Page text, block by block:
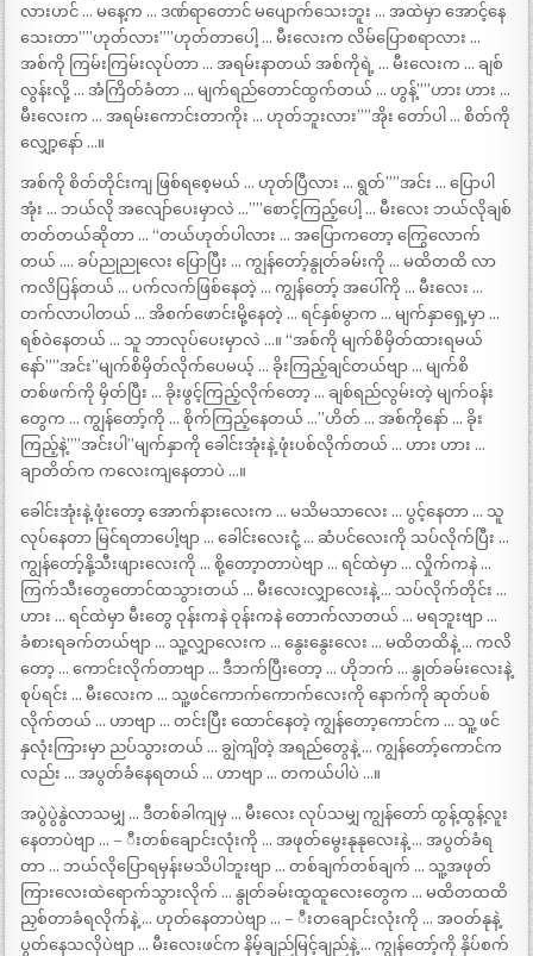
လားဟင် … မနေ့က … ဒဏ်ရာတောင် မပျောက်သေးဘူး … အထဲမှာ အောင့်နေ
သေးတာ””ဟုတ်လား””ဟုတ်တာပေါ့ … မီးလေးက လိမ်ပြောစရာလား …
အစ်ကို ကြမ်းကြမ်းလုပ်တာ … အရမ်းနာတယ် အစ်ကိုရဲ့ … မီးလေးက … ချစ်
လွန်းလို့ … အံကြိတ်ခံတာ … မျက်ရည်တောင်ထွက်တယ် … ဟွန့်””ဟား ဟား …
မီးလေးက … အရမ်းကောင်းတာကိုး … ဟုတ်ဘူးလား””အိုး တော်ပါ … စိတ်ကို
လျှော့နော် …။
အစ်ကို စိတ်တိုင်းကျ ဖြစ်ရစေ့မယ် … ဟုတ်ပြီလား … ရွတ်””အင်း … ပြောပါ
အုံး … ဘယ်လို အလျော်ပေးမှာလဲ …””စောင့်ကြည့်ပေါ့ … မီးလေး ဘယ်လိုချစ်
တတ်တယ်ဆိုတာ … “တယ်ဟုတ်ပါလား … အပြောကတော့ ကြွေလောက်
တယ် …. ခပ်ညုညုလေး ပြောပြီး … ကျွန်တော့်နွုတ်ခမ်းကို … မထိတထိ လာ
ကလိပြန်တယ် … ပက်လက်ဖြစ်နေတဲ့ … ကျွန်တော့် အပေါ်ကို … မီးလေး …
တက်လာပါတယ် … အိစက်ဖောင်းမို့နေတဲ့ … ရင်နှစ်မွာက … မျက်နှာရှေ့မှာ …
ရစ်ဝဲနေတယ် … သူ ဘာလုပ်ပေးမှာလဲ …။ “အစ်ကို မျက်စိမှိတ်ထားရမယ်
နော်””အင်း”မျက်စိမှိတ်လိုက်ပေမယ့် … ခိုးကြည့်ချင်တယ်ဗျာ … မျက်စိ
တစ်ဖက်ကို မှိတ်ပြီး … ခိုးဖွင့်ကြည့်လိုက်တော့ … ချစ်ရည်လွမ်းတဲ့ မျက်ဝန်း
တွေက … ကျွန်တော့်ကို … စိုက်ကြည့်နေတယ် …”ဟိတ် … အစ်ကိုနော် … ခိုး
ကြည့်နဲ့””အင်းပါ”မျက်နှာကို ခေါင်းအုံးနဲ့ ဖုံးပစ်လိုက်တယ် … ဟား ဟား …
ချာတိတ်က ကလေးကျနေတာပဲ …။
ခေါင်းအုံးနဲ့ ဖုံးတော့ အောက်နားလေးက … မသိမသာလေး … ပွင့်နေတာ … သူ
လုပ်နေတာ မြင်ရတာပေါ့ဗျာ … ခေါင်းလေးငုံ့ … ဆံပင်လေးကို သပ်လိုက်ပြီး …
ကျွန်တော့်နို့သီးဖျားလေးကို … စို့တော့ာတာပဲဗျာ … ရင်ထဲမှာ … လှိုက်ကနဲ …
ကြက်သီးတွေတောင်ထသွားတယ် … မီးလေးလျှာလေးနဲ့ … သပ်လိုက်တိုင်း …
ဟား … ရင်ထဲမှာ မီးတွေ ဝုန်းကနဲ ဝုန်းကနဲ တောက်လာတယ် … မရဘူးဗျာ …
ခံစားရခက်တယ်ဗျာ … သူ့လျှာလေးက … နွေးနွေးလေး … မထိတထိနဲ့ … ကလိ
တော့ … ကောင်းလိုက်တာဗျာ … ဒီဘက်ပြီးတော့ … ဟိုဘက် … နွုတ်ခမ်းလေးနဲ့
စုပ်ရင်း … မီးလေးက … သူ့ဖင်ကောက်ကောက်လေးကို နောက်ကို ဆုတ်ပစ်
လိုက်တယ် … ဟာဗျာ … တင်းပြီး ထောင်နေတဲ့ ကျွန်တော့ကောင်က … သူ့ ဖင်
နှလုံးကြားမှာ ညပ်သွားတယ် … ချွဲကျိတဲ့ အရည်တွေနဲ့ … ကျွန်တော့်ကောင်က
လည်း … အပွတ်ခံနေရတယ် … ဟာဗျာ … တကယ်ပါပဲ …။
အပွဲပွဲနွဲလာသမျှ … ဒီတစ်ခါကျမှ … မီးလေး လုပ်သမျှ ကျွန်တော် ထွန့်ထွန့်လူး
နေတာပဲဗျာ … – ီးတစ်ချောင်းလုံးကို … အဖုတ်မွေးနုနုလေးနဲ့ … အပွတ်ခံရ
တာ … ဘယ်လိုပြောရမှန်းမသိပါဘူးဗျာ … တစ်ချက်တစ်ချက် … သူ့အဖုတ်
ကြားလေးထဲရောက်သွားလိုက် … နွုတ်ခမ်းထူထူလေးတွေက … မထိတထထိ
ညှစ်တာခံရလိုက်နဲ့ … ဟုတ်နေတာပဲဗျာ … – ီးတချောင်းလုံးကို … အဝတ်နုနဲ့
ပွတ်နေသလိုပဲဗျာ … မီးလေးဖင်က နိမ့်ချည်မြင့်ချည်နဲ့ … ကျွန်တော့်ကို နှိပ်စက်